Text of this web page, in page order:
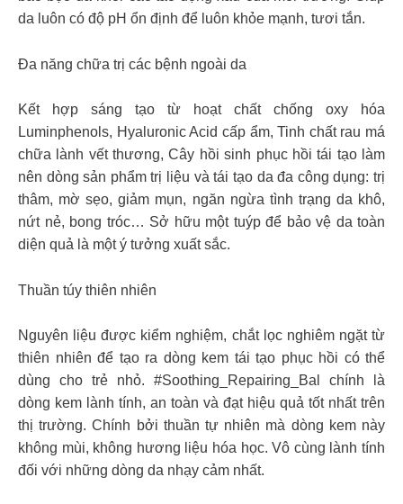
da luôn có độ pH ổn định để luôn khỏe mạnh, tươi tắn.
Đa năng chữa trị các bệnh ngoài da
Kết hợp sáng tạo từ hoạt chất chống oxy hóa
Luminphenols, Hyaluronic Acid cấp ẩm, Tinh chất rau má
chữa lành vết thương, Cây hồi sinh phục hồi tái tạo làm
nên dòng sản phẩm trị liệu và tái tạo da đa công dụng: trị
thâm, mờ sẹo, giảm mụn, ngăn ngừa tình trạng da khô,
nứt nẻ, bong tróc… Sở hữu một tuýp để bảo vệ da toàn
diện quả là một ý tưởng xuất sắc.
Thuần túy thiên nhiên
Nguyên liệu được kiểm nghiệm, chắt lọc nghiêm ngặt từ
thiên nhiên để tạo ra dòng kem tái tạo phục hồi có thể
dùng cho trẻ nhỏ. #Soothing_Repairing_Bal chính là
dòng kem lành tính, an toàn và đạt hiệu quả tốt nhất trên
thị trường. Chính bởi thuần tự nhiên mà dòng kem này
không mùi, không hương liệu hóa học. Vô cùng lành tính
đối với những dòng da nhạy cảm nhất.